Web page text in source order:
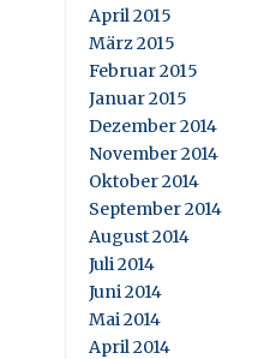
April 2015
März 2015
Februar 2015
Januar 2015
Dezember 2014
November 2014
Oktober 2014
September 2014
August 2014
Juli 2014
Juni 2014
Mai 2014
April 2014